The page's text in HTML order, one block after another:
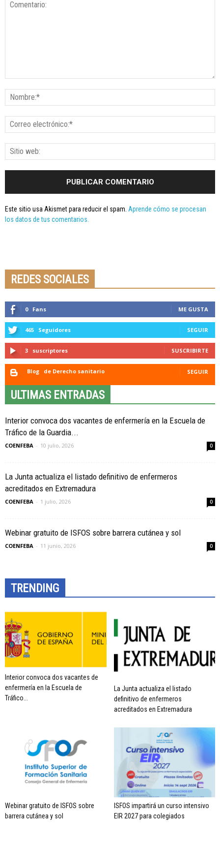
Este sitio usa Akismet para reducir el spam. Aprende cómo se procesan
los datos de tus comentarios.
REDES SOCIALES
0 Fans ME GUSTA
465 Seguidores SEGUIR
3 suscriptores SUSCRIBIRTE
Blog de Derecho sanitario SEGUIR
ULTIMAS ENTRADAS
Interior convoca dos vacantes de enfermería en la Escuela de
Tráfico de la Guardia...
COENFEBA - 10 julio, 2026 0
La Junta actualiza el listado definitivo de enfermeros
acreditados en Extremadura
COENFEBA - 1 julio, 2026 0
Webinar gratuito de ISFOS sobre barrera cutánea y sol
COENFEBA - 11 junio, 2026 0
TRENDING
Interior convoca dos vacantes de
enfermería en la Escuela de
Tráfico...
La Junta actualiza el listado
definitivo de enfermeros
acreditados en Extremadura
Webinar gratuito de ISFOS sobre
barrera cutánea y sol
ISFOS impartirá un curso intensivo
EIR 2027 para colegiados